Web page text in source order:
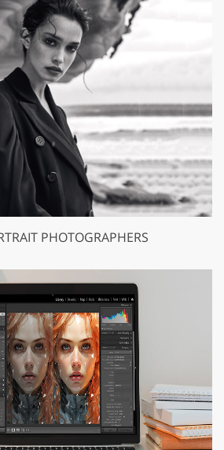
PHOTOGRAPHERS